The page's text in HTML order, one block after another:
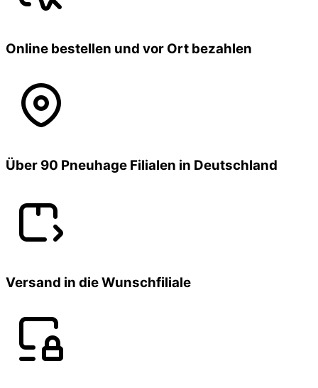
Online bestellen und vor Ort bezahlen
Über 90 Pneuhage Filialen in Deutschland
Versand in die Wunschfiliale